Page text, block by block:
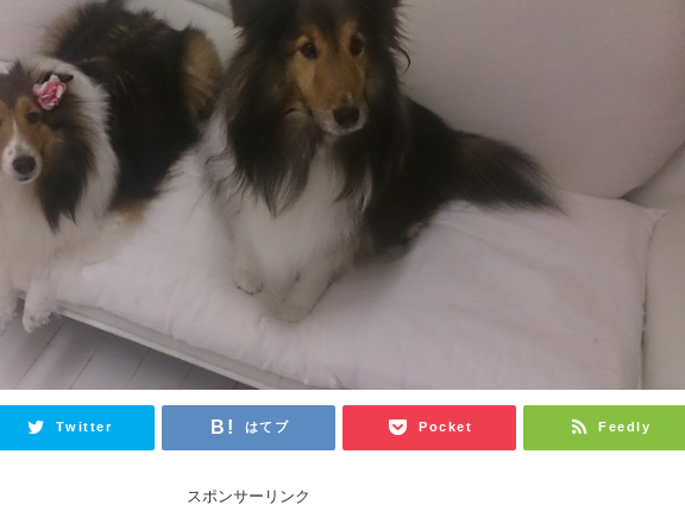
Twitter はてブ Pocket Feedly
スポンサーリンク